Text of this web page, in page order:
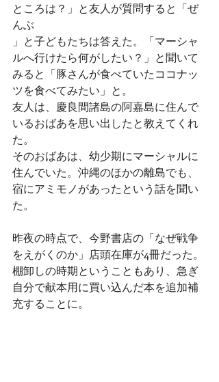
ところは？」と友人が質問すると「ぜ
んぶ
」と子どもたちは答えた。「マーシャ
ルへ行けたら何がしたい？」と聞いて
みると「豚さんが食べていたココナッ
ツを食べてみたい」と。
友人は、慶良間諸島の阿嘉島に住んで
いるおばあを思い出したと教えてくれ
た。
そのおばあは、幼少期にマーシャルに
住んでいた。沖縄のほかの離島でも、
宿にアミモノがあったという話を聞い
た。
昨夜の時点で、今野書店の「なぜ戦争
をえがくのか」店頭在庫が4冊だった。
棚卸しの時期ということもあり、急ぎ
自分で献本用に買い込んだ本を追加補
充することに。